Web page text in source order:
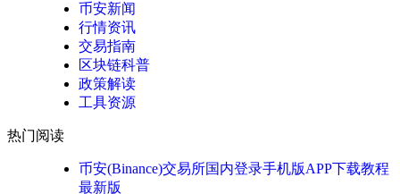
币安新闻
行情资讯
交易指南
区块链科普
政策解读
工具资源
热门阅读
币安(Binance)交易所国内登录手机版APP下载教程
最新版